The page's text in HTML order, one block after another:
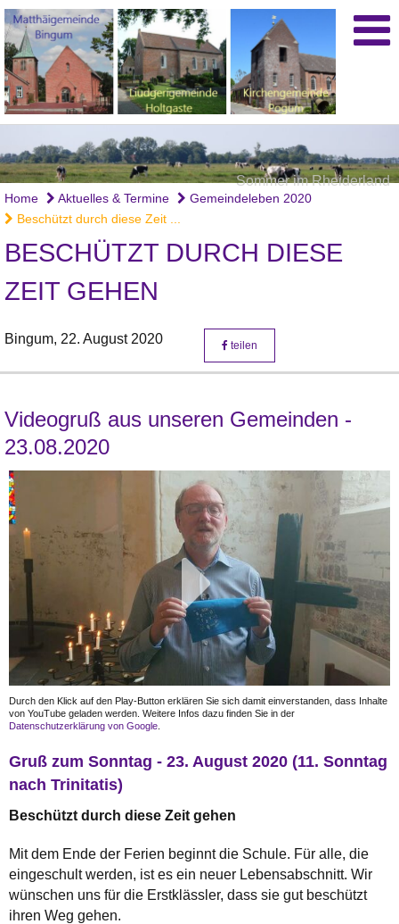
Sommer im Rheiderland
Home Aktuelles & Termine
Gemeindeleben 2020
Beschützt durch diese Zeit ...
BESCHÜTZT DURCH DIESE
ZEIT GEHEN
Bingum, 22. August 2020 teilen
Videogruß aus unseren Gemeinden -
23.08.2020
Durch den Klick auf den Play-Button erklären Sie sich damit einverstanden, dass Inhalte
von YouTube geladen werden. Weitere Infos dazu finden Sie in der
Datenschutzerklärung von Google
Gruß zum Sonntag - 23. August 2020 (11. Sonntag
nach Trinitatis)
Beschützt durch diese Zeit gehen
Mit dem Ende der Ferien beginnt die Schule. Für alle, die
eingeschult werden, ist es ein neuer Lebensabschnitt. Wir
wünschen uns für die Erstklässler, dass sie gut beschützt
ihren Weg gehen.